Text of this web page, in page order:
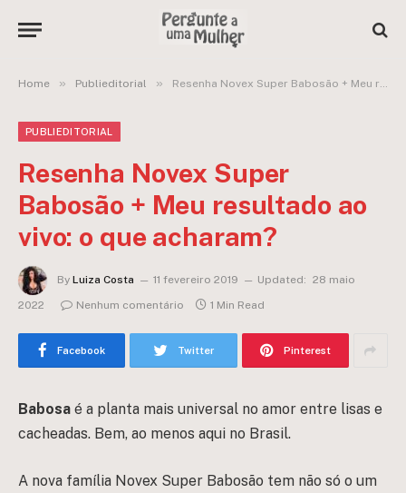
Home » Publieditorial » Resenha Novex Super Babosão + Meu resultado ao vivo: o que acharam?
PUBLIEDITORIAL
Resenha Novex Super
Babosão + Meu resultado ao
vivo: o que acharam?
By Luiza Costa 11 fevereiro 2019 Updated: 28 maio
2022
Nenhum comentário 1 Min Read
Facebook Twitter Pinterest
Babosa é a planta mais universal no amor entre lisas e
cacheadas. Bem, ao menos aqui no Brasil.
A nova família Novex Super Babosão tem não só o um